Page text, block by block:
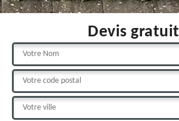
Devis gratuit